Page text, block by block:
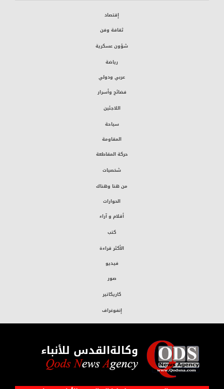
إقتصاد
ثقافة وفن
شؤون عسكرية
رياضة
عربي ودولي
فضائح وأسرار
اللاجئين
سياحة
المقاومة
حركة المقاطعة
شخصيات
من هنا وهناك
الحوارات
أقلام و آراء
كتب
الأكثر قراءة
فيديو
صور
كاريكاتير
إنفوغراف
وكالةالقدس للأنباء